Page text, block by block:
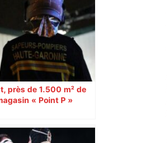
en septembre à
du Mont-Saint-
près de 1.500 m² de
« Point P »